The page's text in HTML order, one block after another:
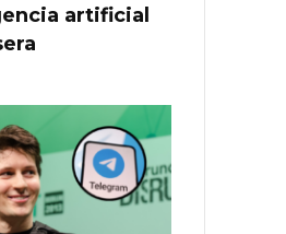
artificial